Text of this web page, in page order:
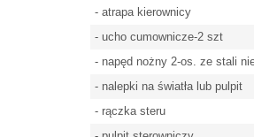
- atrapa kierownicy
- ucho cumownicze-2 szt
- napęd nożny 2-os. ze stali
- nalepki na światła lub pulpit
- rączka steru